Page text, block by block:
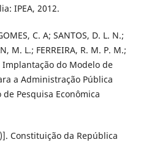
IPEA, 2012.
C. A; SANTOS, D. L. N.;
M. L.; FERREIRA, R. M. P. M.;
Implantação do Modelo de
a Administração Pública
Pesquisa Econômica
Constituição da República